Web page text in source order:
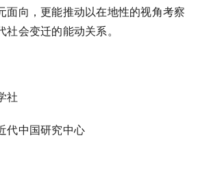
面向，更能推动以在地性的视角考察
会变迁的能动关系。
社
代中国研究中心